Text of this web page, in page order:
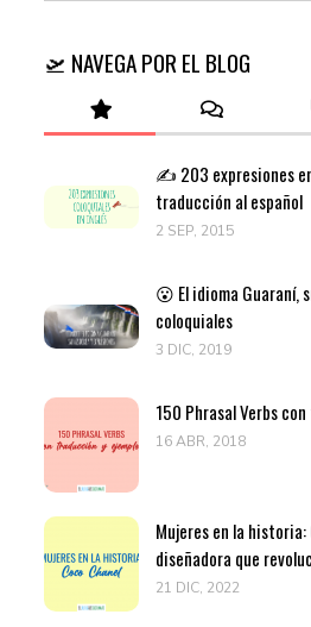
🛫 NAVEGA POR EL BLOG
✍️ 203 expresiones
traducción al español
2 SEP, 2015
😮 El idioma Guaraní,
coloquiales
3 DIC, 2019
150 Phrasal Verbs
16 ABR, 2018
Mujeres en la historia:
diseñadora que
21 DIC, 2022